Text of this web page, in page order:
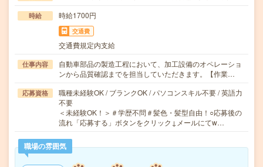
時給 時給1700円
交通費
交通費規定内支給
仕事内容
自動車部品の製造工程において、加工設備のオペレーショ
ンから品質確認までを担当していただきます。【作業…
応募資格
職種未経験OK / ブランクOK / パソコンスキル不要 / 英語力
不要
＜未経験OK！＞＃学歴不問＃髪色・髪型自由！○応募後の
流れ「応募する」ボタンをクリック↓メールにてw…
職場の雰囲気